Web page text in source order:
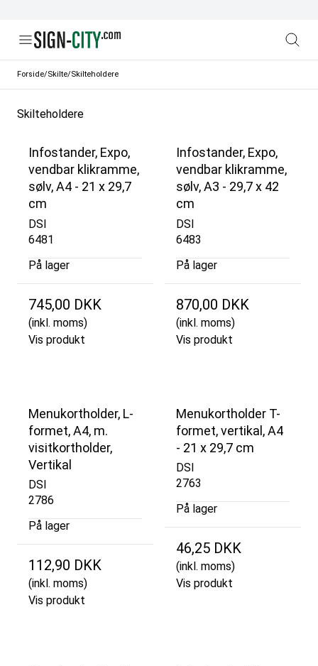
Forside/Skilte/Skilteholdere
Skilteholdere
Infostander, Expo,
vendbar klikramme,
sølv, A4 - 21 x 29,7
cm
DSI
6481
På lager
745,00 DKK
(inkl. moms)
Vis produkt
Infostander, Expo,
vendbar klikramme,
sølv, A3 - 29,7 x 42
cm
DSI
6483
På lager
870,00 DKK
(inkl. moms)
Vis produkt
Menukortholder, L-
formet, A4, m.
visitkortholder,
Vertikal
DSI
2786
På lager
112,90 DKK
(inkl. moms)
Vis produkt
Menukortholder T-
formet, vertikal, A4
- 21 x 29,7 cm
DSI
2763
På lager
46,25 DKK
(inkl. moms)
Vis produkt